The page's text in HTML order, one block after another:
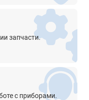
запчасти.
с приборами.